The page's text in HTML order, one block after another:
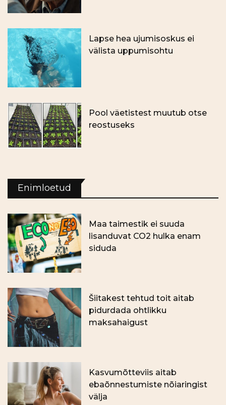
Lapse hea ujumisoskus ei
välista uppumisohtu
Pool väetistest muutub otse
reostuseks
Enimloetud
Maa taimestik ei suuda
lisanduvat CO2 hulka enam
siduda
Šiitakest tehtud toit aitab
pidurdada ohtlikku
maksahaigust
Kasvumõtteviis aitab
ebaõnnestumiste nõiaringist
välja